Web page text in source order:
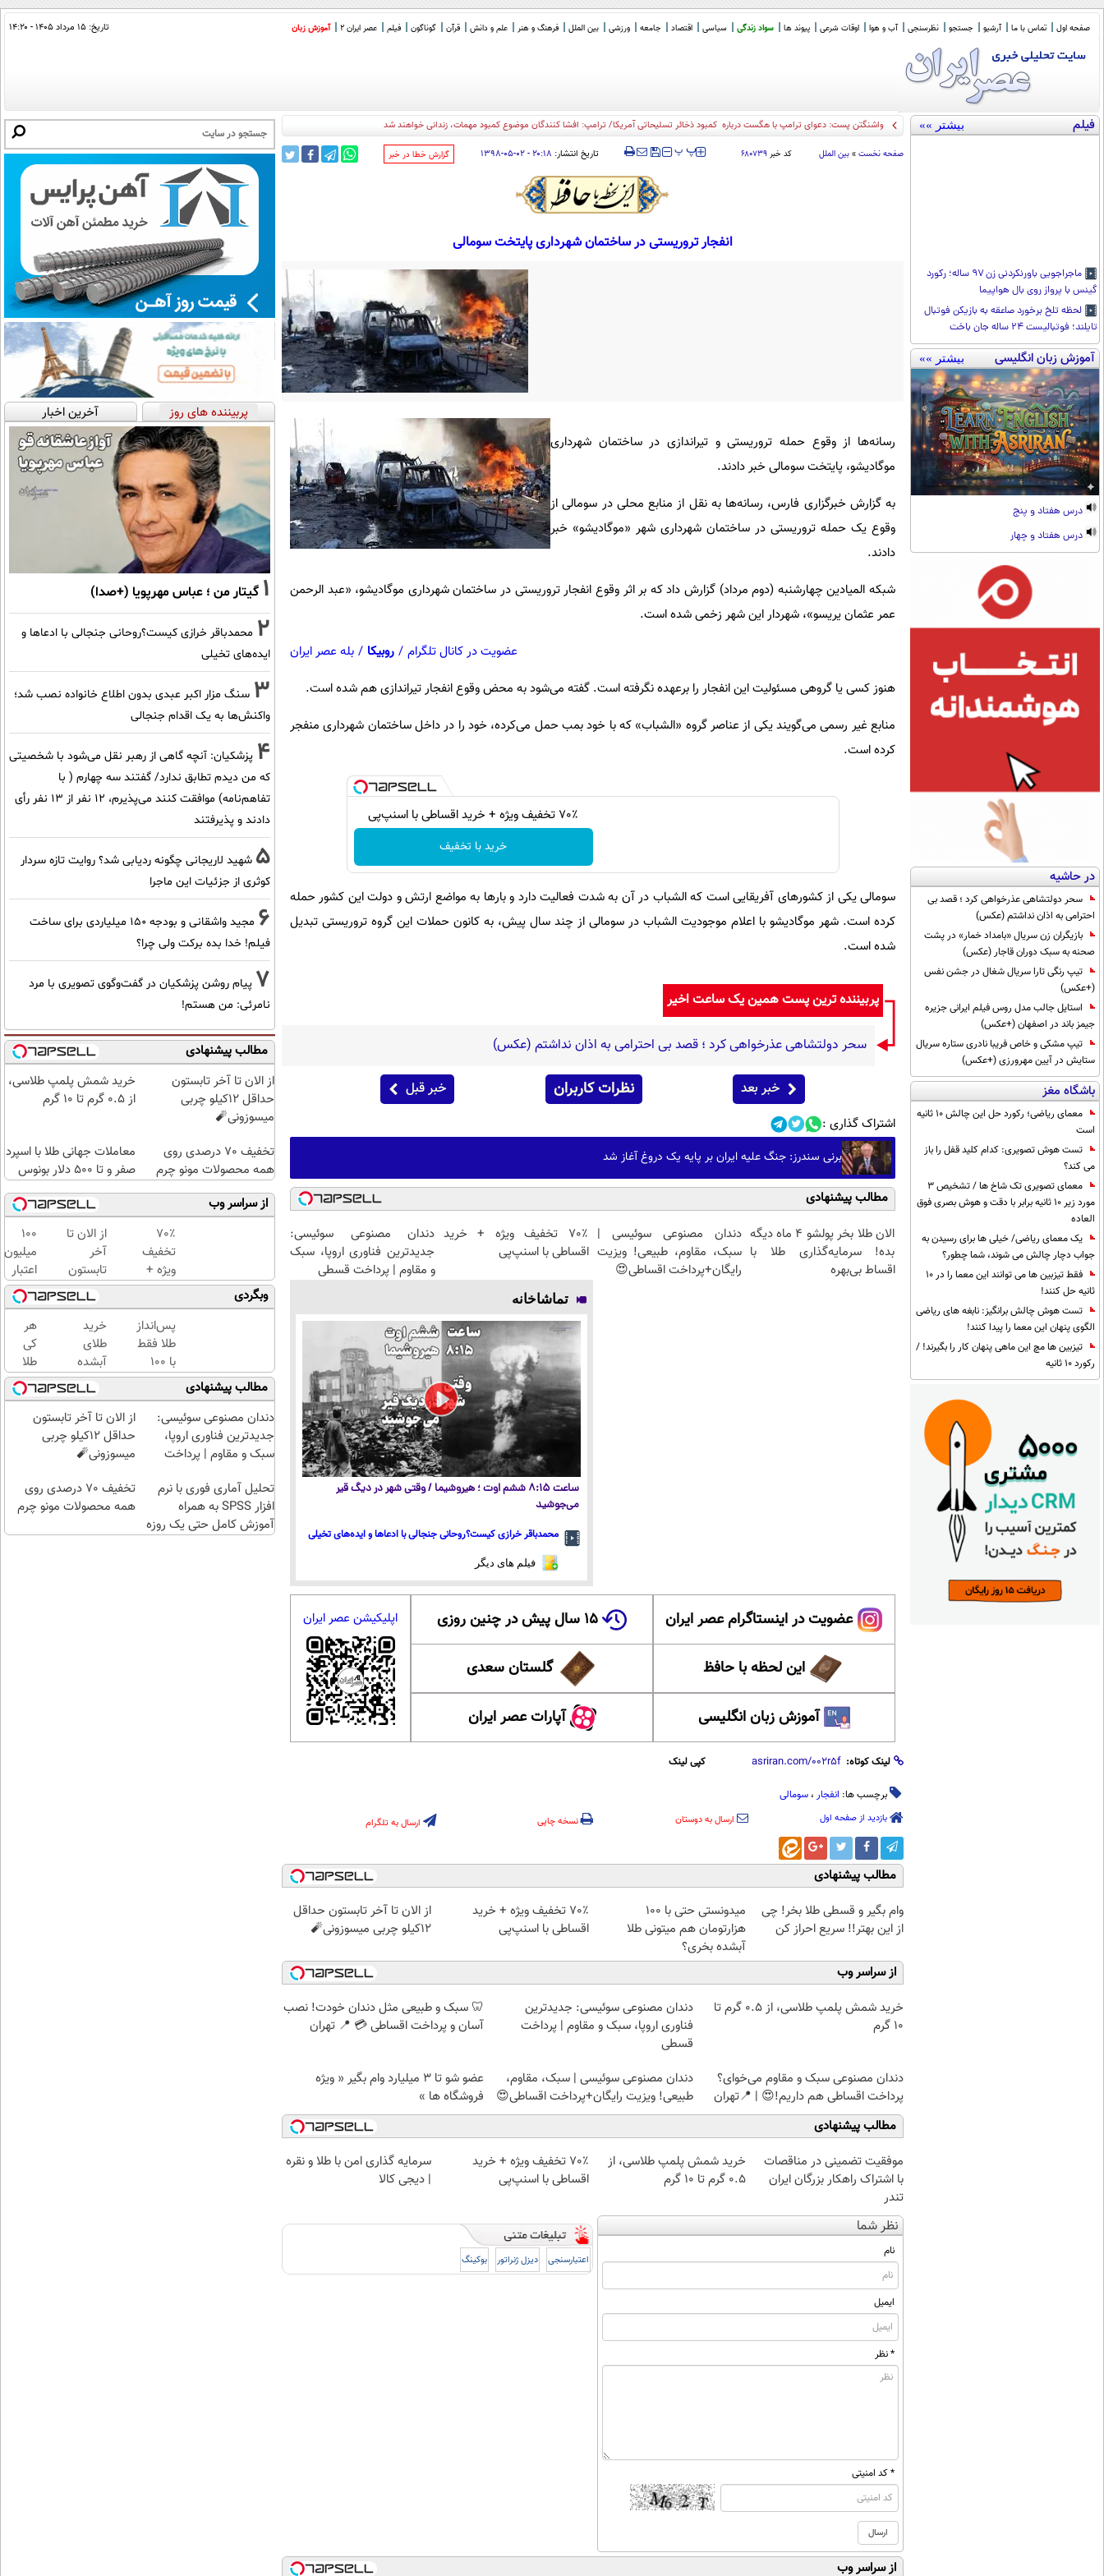
صفحه اول تماس با ما آرشیو جستجو نظرسنجی آب و هوا اوقات شرعی پیوند ها سواد زندگی سیاسی اقتصاد جامعه ورزشی بین الملل فرهنگ و هنر علم و دانش قرآن گوناگون فیلم عصر ایران 2 آموزش زبان تاریخ: ۱۵ مرداد ۱۴۰۵ - ۱۴:۲۰
فیلم بیشتر »»
ماجراجویی باورنکردنی زن ۹۷ ساله؛ رکورد
گینس با پرواز روی بال هواپیما
لحظه تلخ برخورد صاعقه به بازیکن فوتبال
تایلند؛ فوتبالیست ۲۴ ساله جان باخت
آموزش زبان انگلیسی بیشتر »»
درس هفتاد و پنج
درس هفتاد و چهار
در حاشیه
سحر دولتشاهی عذرخواهی کرد ؛ قصد بی
احترامی به اذان نداشتم (عکس)
بازیگران زن سریال «بامداد خمار» در پشت
صحنه به سبک دوران قاجار (عکس)
تیپ رنگی تارا سریال شغال در جشن نفس
(+عکس)
استایل جالب مدل روس فیلم ایرانی جزیره
جیمز باند در اصفهان (+عکس)
تیپ مشکی و خاص فریبا نادری ستاره سریال
ستایش در آیین مهرورزی (+عکس)
باشگاه مغز
معمای ریاضی؛ رکورد حل این چالش 10 ثانیه
است
تست هوش تصویری: کدام کلید قفل را باز
می کند؟
معمای تصویری تک شاخ ها / تشخیص 3
مورد زیر 10 ثانیه برابر با دقت و هوش بصری فوق
العاده
یک معمای ریاضی/ خیلی ها برای رسیدن به
جواب دچار چالش می شوند، شما چطور؟
فقط تیزبین ها می توانند این معما را در 10
ثانیه حل کنند!
تست هوش چالش برانگیز: نابغه های ریاضی
الگوی پنهان این معما را پیدا کنند!
تیزبین ها مچ این ماهی پنهان کار را بگیرند! /
رکورد 10 ثانیه
۴ کشته در تصا _
صفحه نخست » بین الملل کد خبر ۶۸۰۷۳۹ ‍‍‍ پ پ تاریخ انتشار: ۲۰:۱۸ - ۰۲-۰۵-۱۳۹۸ ‌گزارش خطا در خبر
انفجار تروریستی در ساختمان شهرداری پایتخت سومالی
رسانه‌ها از وقوع حمله تروریستی و تیراندازی در ساختمان شهرداری
موگادیشو، پایتخت سومالی خبر دادند.
به گزارش خبرگزاری فارس، رسانه‌ها به نقل از منابع محلی در سومالی از
وقوع یک حمله تروریستی در ساختمان شهرداری شهر «موگادیشو» خبر
دادند.
شبکه المیادین چهارشنبه (دوم مرداد) گزارش داد که بر اثر وقوع انفجار تروریستی در ساختمان شهرداری موگادیشو، «عبد الرحمن
عمر عثمان یریسو»، شهردار این شهر زخمی شده است.
عضویت در کانال تلگرام / روبیکا / بله عصر ایران
هنوز کسی یا گروهی مسئولیت این انفجار را برعهده نگرفته است. گفته می‌شود به محض وقوع انفجار تیراندازی هم شده است.
منابع غیر رسمی می‌گویند یکی از عناصر گروه «الشباب» که با خود بمب حمل می‌کرده، خود را در داخل ساختمان شهرداری منفجر
کرده است.
70٪ تخفیف ویژه + خرید اقساطی با اسنپ‌پی
خرید با تخفیف
سومالی یکی از کشورهای آفریقایی است که الشباب در آن به شدت فعالیت دارد و بارها به مواضع ارتش و دولت این کشور حمله
کرده است. شهر موگادیشو با اعلام موجودیت الشباب در سومالی از چند سال پیش، به کانون حملات این گروه تروریستی تبدیل
شده است.
پربیننده ترین پست همین یک ساعت اخیر
سحر دولتشاهی عذرخواهی کرد ؛ قصد بی احترامی به اذان نداشتم (عکس)
خبر بعد نظرات کاربران خبر قبل
اشتراک گذاری :
برنی سندرز: جنگ علیه ایران بر پایه یک دروغ آغاز شد
مطالب پیشنهادی
الان طلا بخر پولشو 4 ماه دیگه
بده! سرمایه‌گذاری طلا با
اقساط بی‌بهره
دندان مصنوعی سوئیسی |
سبک، مقاوم، طبیعی! ویزیت
رایگان+پرداخت اقساطی😍
70٪ تخفیف ویژه + خرید
اقساطی با اسنپ‌پی
دندان مصنوعی سوئیسی:
جدیدترین فناوری اروپا، سبک
و مقاوم | پرداخت قسطی
تماشاخانه
ساعت ۸:۱۵ ششم اوت ؛ هیروشیما / وقتی شهر در دیگ قیر
می‌جوشید
محمدباقر خرازی کیست؟روحانی جنجالی با ادعاها و ایده‌های تخیلی
فیلم های دیگر
عضویت در اینستاگرام عصر ایران ۱۵ سال پیش در چنین روزی
این لحظه با حافظ گلستان سعدی
آموزش زبان انگلیسی آپارات عصر ایران
اپلیکیشن عصر ایران
لینک کوتاه: کپی لینک
برچسب ها: انفجار ، سومالی
بازدید از صفحه اول ارسال به دوستان نسخه چاپی ارسال به تلگرام
مطالب پیشنهادی
وام بگیر و قسطی طلا بخر! چی
از این بهتر!! سریع احراز کن
میدونستی حتی با ۱۰۰
هزارتومان هم میتونی طلا
آبشده بخری؟
70٪ تخفیف ویژه + خرید
اقساطی با اسنپ‌پی
از الان تا آخر تابستون حداقل
12کیلو چربی میسوزونی🧨
از سراسر وب
خرید شمش پلمپ طلاسی، از ۰.۵ گرم تا
۱۰ گرم
دندان مصنوعی سوئیسی: جدیدترین
فناوری اروپا، سبک و مقاوم | پرداخت
قسطی
🦷 سبک و طبیعی مثل دندان خودت! نصب
آسان و پرداخت اقساطی 💳 📍 تهران
دندان مصنوعی سبک و مقاوم می‌خوای؟
پرداخت اقساطی هم داریم!😍 | 📍تهران
دندان مصنوعی سوئیسی | سبک، مقاوم،
طبیعی! ویزیت رایگان+پرداخت اقساطی😍
عضو شو تا 3 میلیارد وام بگیر « ویژه
فروشگاه ها »
مطالب پیشنهادی
موفقیت تضمینی در مناقصات
با اشتراک راهکار بزرگان ایران
تندر
خرید شمش پلمپ طلاسی، از
۰.۵ گرم تا ۱۰ گرم
70٪ تخفیف ویژه + خرید
اقساطی با اسنپ‌پی
سرمایه گذاری امن با طلا و نقره
| دیجی کالا
نظر شما
نام
ایمیل
* نظر
* کد امنیتی
اعتبارسنجی دیزل ژنراتور بوکینگ
از سراسر وب
پربیننده های روز آخرین اخبار
1 گیتار من ؛ عباس مهرپویا (+صدا)
2 محمدباقر خرازی کیست؟روحانی جنجالی با ادعاها و
ایده‌های تخیلی
3 سنگ مزار اکبر عبدی بدون اطلاع خانواده نصب شد؛
واکنش‌ها به یک اقدام جنجالی
4 پزشکیان‌: آنچه گاهی از رهبر نقل می‌شود با شخصیتی
که من دیدم تطابق ندارد/ گفتند سه چهارم ( با
تفاهم‌نامه) موافقت کنند می‌پذیرم، 12 نفر از 13 نفر رأی
دادند و پذیرفتند
5 شهید لاریجانی چگونه ردیابی شد؟ روایت تازه سردار
کوثری از جزئیات این ماجرا
6
مجید واشقانی و بودجه 150 میلیاردی برای ساخت
فیلم! خدا بده برکت ولی چرا؟
7 پیام روشن پزشکیان در گفت‌و‌گوی تصویری با مرد
نامرئی: من هستم!
مطالب پیشنهادی
از الان تا آخر تابستون
حداقل 12کیلو چربی
میسوزونی🧨
خرید شمش پلمپ طلاسی،
از ۰.۵ گرم تا ۱۰ گرم
تخفیف 70 درصدی روی
همه محصولات مونو چرم
معاملات جهانی طلا با اسپرد
صفر و تا ۵۰۰ دلار بونوس
از سراسر وب
70٪
تخفیف
ویژه +
خرید
اقساطی
با
اسنپ‌پی
از الان تا
آخر
تابستون
حداقل
12کیلو
چربی
میسوزونی
🧨
100
میلیون
اعتبار
خرید
طلای
آب
شده
بگیر
وبگردی
پس‌انداز
طلا فقط
با ۱۰۰
هزارتومان
(امن و
راحت)
خرید
طلای
آبشده
حتی با
۱۰۰هزارتومان
هر
کی
طلا
داره،
غم
نداره!
چند
کلیک)
مطالب پیشنهادی
دندان مصنوعی سوئیسی:
جدیدترین فناوری اروپا،
سبک و مقاوم | پرداخت
از الان تا آخر تابستون
حداقل 12کیلو چربی
میسوزونی🧨
تحلیل آماری فوری با نرم
افزار SPSS به همراه
آموزش کامل حتی یک روزه
تخفیف 70 درصدی روی
همه محصولات مونو چرم